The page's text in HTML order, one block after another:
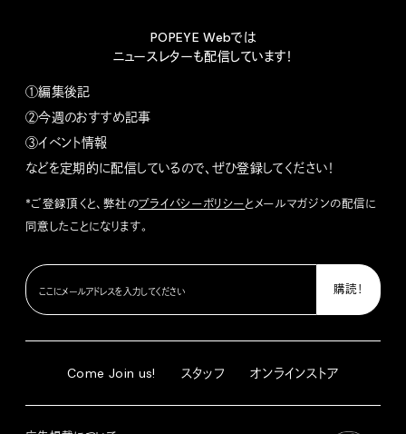
POPEYE Webでは
ニュースレターも配信しています！
①編集後記
②今週のおすすめ記事
③イベント情報
などを定期的に配信しているので、ぜひ登録してください！
*ご登録頂くと、弊社のプライバシーポリシーとメールマガジンの配信に
同意したことになります。
Come Join us! スタッフ オンラインストア